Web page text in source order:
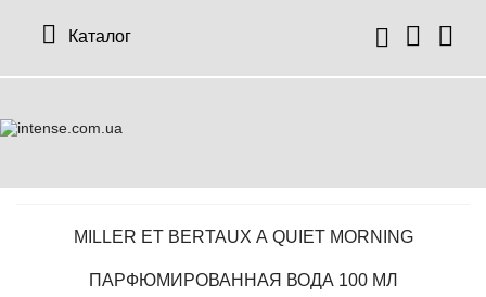
Каталог
MILLER ET BERTAUX А QUIET MORNING
ПАРФЮМИРОВАННАЯ ВОДА 100 МЛ